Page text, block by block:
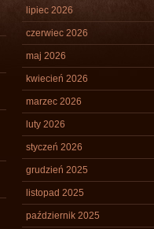
lipiec 2026
czerwiec 2026
maj 2026
kwiecień 2026
marzec 2026
luty 2026
styczeń 2026
grudzień 2025
listopad 2025
październik 2025